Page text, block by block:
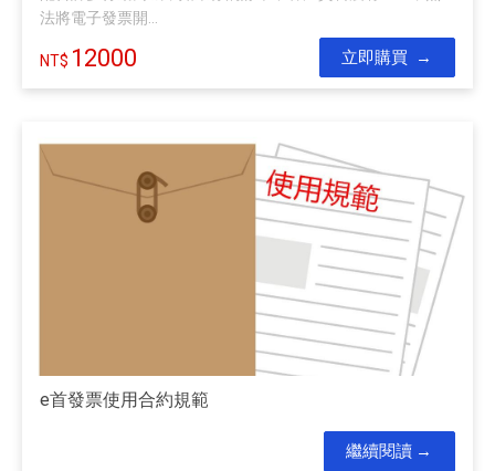
法將電子發票開...
12000 立即購買
e首發票使用合約規範
繼續閱讀